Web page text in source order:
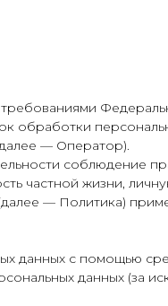
обработки
— Оператор).
соблюдение
частной жизни,
— Политика)
данных с помощью
данных (за